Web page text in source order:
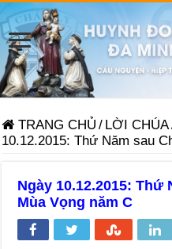
TRANG CHỦ / LỜI CHÚA
10.12.2015: Thứ Năm sau
Ngày 10.12.2015: Thứ
Mùa Vọng năm C